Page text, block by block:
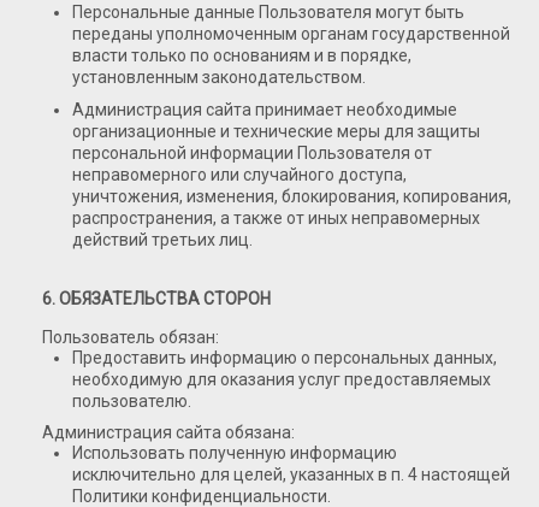
Персональные данные Пользователя могут быть
переданы уполномоченным органам государственной
власти только по основаниям и в порядке,
установленным законодательством.
Администрация сайта принимает необходимые
организационные и технические меры для защиты
персональной информации Пользователя от
неправомерного или случайного доступа,
уничтожения, изменения, блокирования, копирования,
распространения, а также от иных неправомерных
действий третьих лиц.
6. ОБЯЗАТЕЛЬСТВА СТОРОН
Пользователь обязан:
Предоставить информацию о персональных данных,
необходимую для оказания услуг предоставляемых
пользователю.
Администрация сайта обязана:
Использовать полученную информацию
исключительно для целей, указанных в п. 4 настоящей
Политики конфиденциальности.